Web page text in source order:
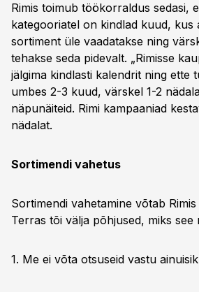
Rimis toimub töökorraldus sedasi,
kategooriatel on kindlad kuud,
sortiment üle vaadatakse ning
tehakse seda pidevalt. „Rimisse
jälgima kindlasti kalendrit ning ette
umbes 2-3 kuud, värskel 1-2
näpunäiteid. Rimi kampaaniad
nädalat.
Sortimendi vahetus
Sortimendi vahetamine võtab
Terras tõi välja põhjused, miks see
1. Me ei võta otsuseid vastu